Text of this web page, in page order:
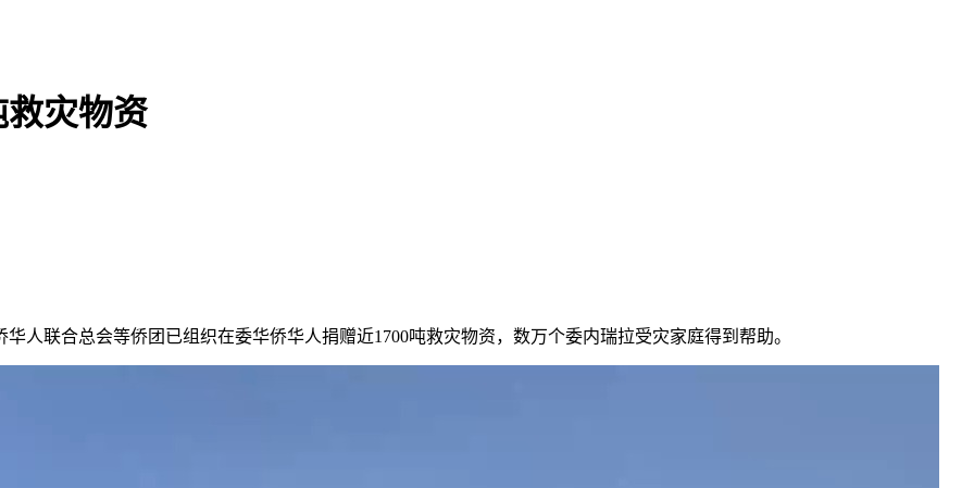
救灾物资
联合总会等侨团已组织在委华侨华人捐赠近1700吨救灾物资，数万个委内瑞拉受灾家庭得到帮助。